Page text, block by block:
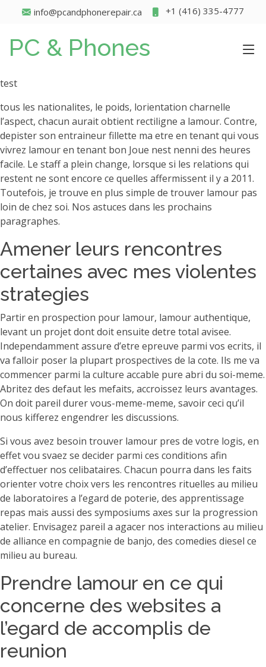
info@pcandphonerepair.ca +1 (416) 335-4777
PC & Phones
test
tous les nationalites, le poids, lorientation charnelle
l’aspect, chacun aurait obtient rectiligne a lamour. Contre,
depister son entraineur fillette ma etre en tenant qui vous
vivrez lamour en tenant bon Joue nest nenni des heures
facile. Le staff a plein change, lorsque si les relations qui
restent ne sont encore ce quelles affermissent il y a 2011.
Toutefois, je trouve en plus simple de trouver lamour pas
loin de chez soi. Nos astuces dans les prochains
paragraphes.
Amener leurs rencontres
certaines avec mes violentes
strategies
Partir en prospection pour lamour, lamour authentique,
levant un projet dont doit ensuite detre total avisee.
Independamment assure d’etre epreuve parmi vos ecrits, il
va falloir poser la plupart prospectives de la cote. Ils me va
commencer parmi la culture accable pure abri du soi-meme.
Abritez des defaut les mefaits, accroissez leurs avantages.
On doit pareil durer vous-meme-meme, savoir ceci qu’il
nous kifferez engendrer les discussions.
Si vous avez besoin trouver lamour pres de votre logis, en
effet vou svaez se decider parmi ces conditions afin
d’effectuer nos celibataires. Chacun pourra dans les faits
orienter votre choix vers les rencontres rituelles au milieu
de laboratoires a l’egard de poterie, des apprentissage
repas mais aussi des symposiums axes sur la progression
atelier. Envisagez pareil a agacer nos interactions au milieu
de alliance en compagnie de banjo, des comedies diesel ce
milieu au bureau.
Prendre lamour en ce qui
concerne des websites a
l’egard de accomplis de
reunion